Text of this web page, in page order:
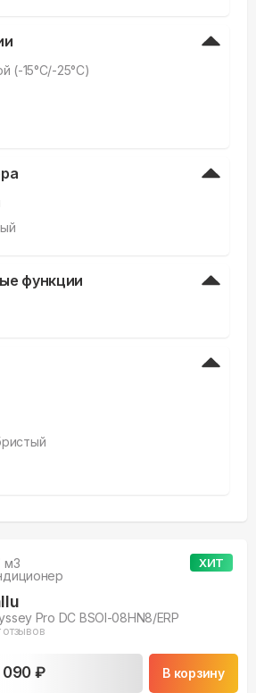
(-15°C/-25°C)
функции
ХИТ
м3
Pro DC BSOI-08HN8/ERP
отзывов
090 ₽ В корзину